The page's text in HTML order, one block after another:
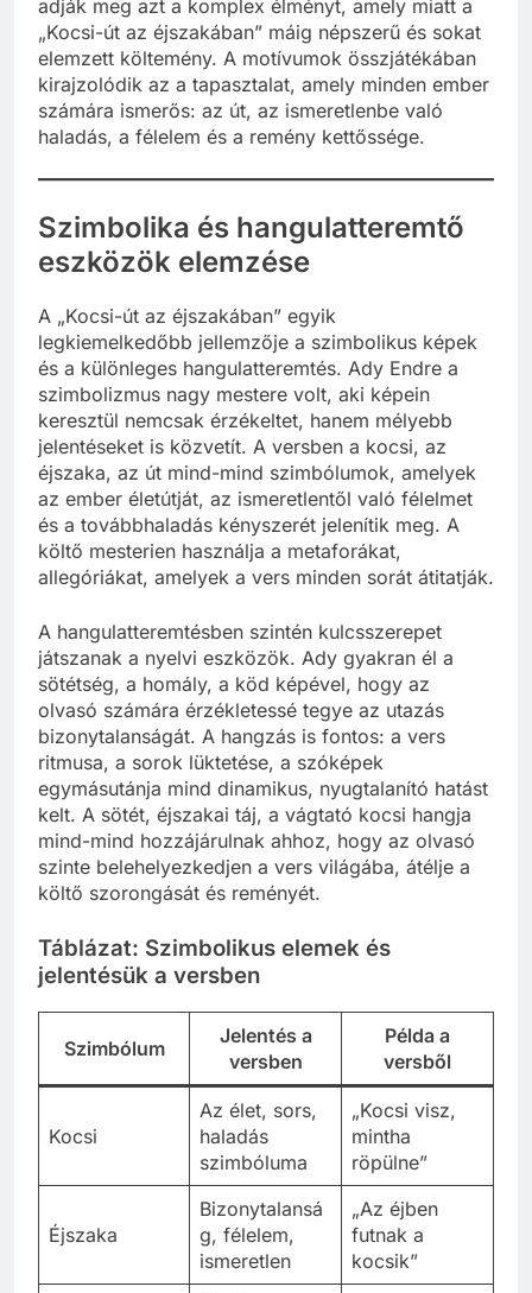
adják meg azt a komplex élményt, amely miatt a
„Kocsi-út az éjszakában” máig népszerű és sokat
elemzett költemény. A motívumok összjátékában
kirajzolódik az a tapasztalat, amely minden ember
számára ismerős: az út, az ismeretlenbe való
haladás, a félelem és a remény kettőssége.
Szimbolika és hangulatteremtő
eszközök elemzése
A „Kocsi-út az éjszakában” egyik
legkiemelkedőbb jellemzője a szimbolikus képek
és a különleges hangulatteremtés. Ady Endre a
szimbolizmus nagy mestere volt, aki képein
keresztül nemcsak érzékeltet, hanem mélyebb
jelentéseket is közvetít. A versben a kocsi, az
éjszaka, az út mind-mind szimbólumok, amelyek
az ember életútját, az ismeretlentől való félelmet
és a továbbhaladás kényszerét jelenítik meg. A
költő mesterien használja a metaforákat,
allegóriákat, amelyek a vers minden sorát átitatják.
A hangulatteremtésben szintén kulcsszerepet
játszanak a nyelvi eszközök. Ady gyakran él a
sötétség, a homály, a köd képével, hogy az
olvasó számára érzékletessé tegye az utazás
bizonytalanságát. A hangzás is fontos: a vers
ritmusa, a sorok lüktetése, a szóképek
egymásutánja mind dinamikus, nyugtalanító hatást
kelt. A sötét, éjszakai táj, a vágtató kocsi hangja
mind-mind hozzájárulnak ahhoz, hogy az olvasó
szinte belehelyezkedjen a vers világába, átélje a
költő szorongását és reményét.
Táblázat: Szimbolikus elemek és
jelentésük a versben
Szimbólum
Jelentés a
versben
Példa a
versből
Kocsi
Az élet, sors,
haladás
szimbóluma
„Kocsi visz,
mintha
röpülne”
Éjszaka
Bizonytalansá
g, félelem,
ismeretlen
„Az éjben
futnak a
kocsik”